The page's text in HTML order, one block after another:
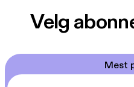
Velg
Mest